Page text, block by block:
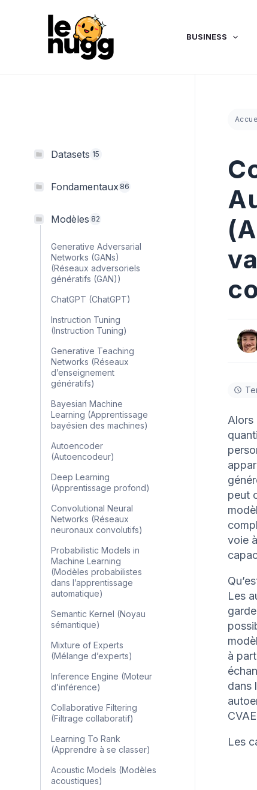
BUSINESS
Datasets 15
Fondamentaux 86
Modèles 82
Generative Adversarial
Networks (GANs)
(Réseaux adversoriels
génératifs (GAN))
ChatGPT (ChatGPT)
Instruction Tuning
(Instruction Tuning)
Generative Teaching
Networks (Réseaux
d’enseignement
génératifs)
Bayesian Machine
Learning (Apprentissage
bayésien des machines)
Autoencoder
(Autoencodeur)
Deep Learning
(Apprentissage profond)
Convolutional Neural
Networks (Réseaux
neuronaux convolutifs)
Probabilistic Models in
Machine Learning
(Modèles probabilistes
dans l’apprentissage
automatique)
Semantic Kernel (Noyau
sémantique)
Mixture of Experts
(Mélange d’experts)
Inference Engine (Moteur
d’inférence)
Collaborative Filtering
(Filtrage collaboratif)
Learning To Rank
(Apprendre à se classer)
Acoustic Models (Modèles
acoustiques)
Alors
peut
voie
Les
à
dans
Les